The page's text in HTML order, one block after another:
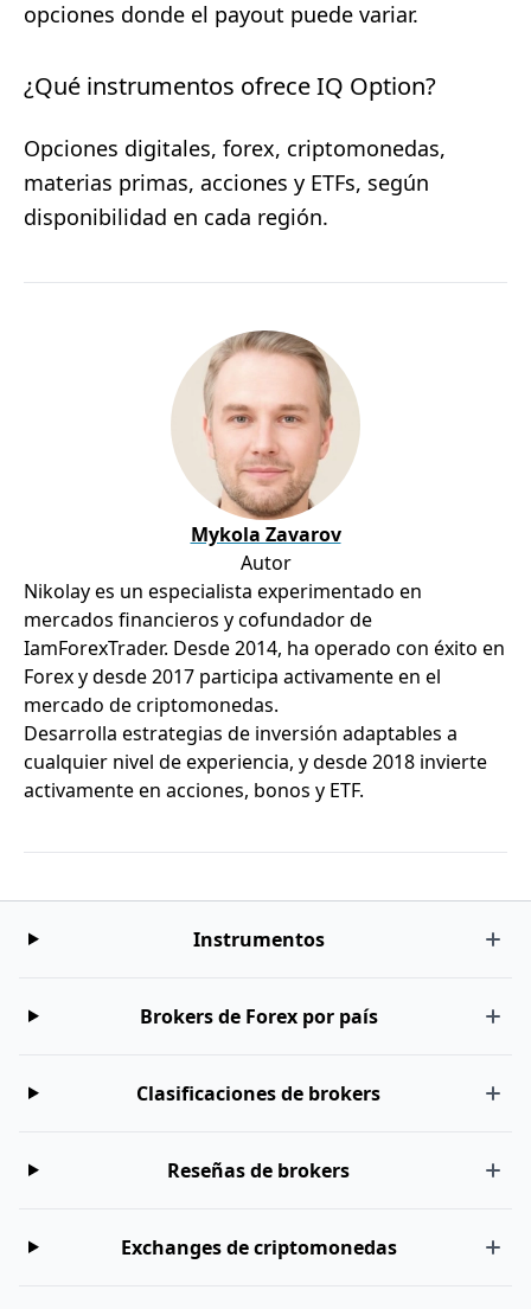
opciones donde el payout puede variar.
¿Qué instrumentos ofrece IQ Option?
Opciones digitales, forex, criptomonedas,
materias primas, acciones y ETFs, según
disponibilidad en cada región.
Mykola Zavarov
Autor
Nikolay es un especialista experimentado en
mercados financieros y cofundador de
IamForexTrader. Desde 2014, ha operado con éxito en
Forex y desde 2017 participa activamente en el
mercado de criptomonedas.
Desarrolla estrategias de inversión adaptables a
cualquier nivel de experiencia, y desde 2018 invierte
activamente en acciones, bonos y ETF.
Instrumentos
Brokers de Forex por país
Clasificaciones de brokers
Reseñas de brokers
Exchanges de criptomonedas